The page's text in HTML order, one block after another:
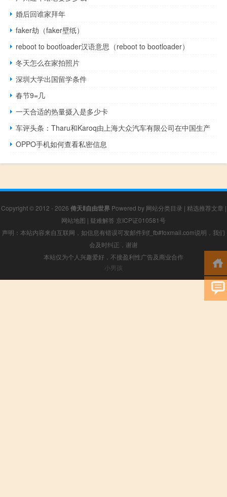
婚后回谁家拜年
faker劫（faker壁纸）
reboot to bootloader汉语意思（reboot to bootloader）
冬天怎么在家拍照片
深圳大学出国留学条件
春节9=几
一天合适的热量摄入是多少卡
车评头条：Tharu和Karoq由上海大众汽车有限公司在中国生产
OPPO手机如何查看私密信息
Copyright © 2012 - 2026 倚天Ⅱ自由世界Powered by 网站分类目录 | 精选推荐文章 |
网站地图 | 疑难解答 京ICP证010581号
声明：本站内容来自互联网，如信息有错误可发邮件到f_fb#foxmail.com说明，我们
会及时纠正，谢谢
本站仅为个人兴趣爱好，不接盈利性广告及商业合作
小男孩